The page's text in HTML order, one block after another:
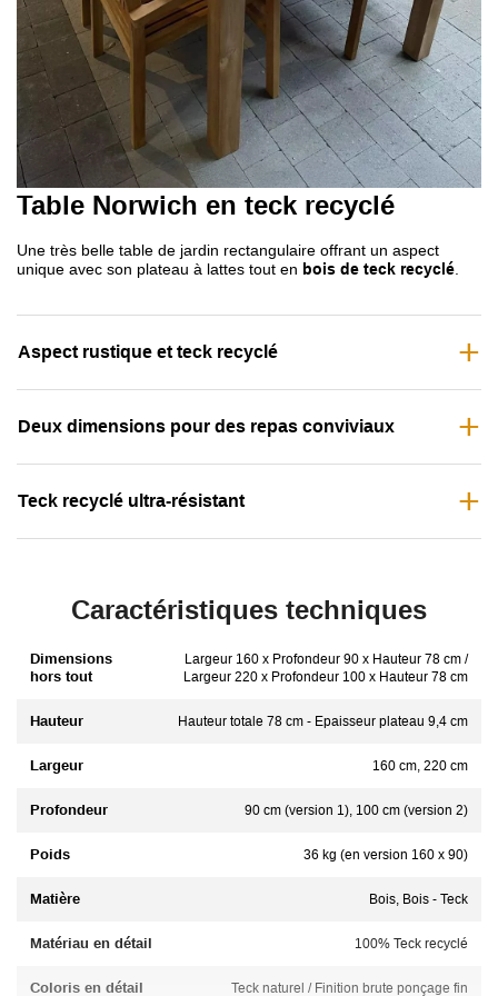
Table Norwich en teck recyclé
Une très belle table de jardin rectangulaire offrant un aspect
unique avec son plateau à lattes tout en bois de teck recyclé.
Aspect rustique et teck recyclé
Deux dimensions pour des repas conviviaux
Teck recyclé ultra-résistant
Caractéristiques techniques
Dimensions
hors tout
Largeur 160 x Profondeur 90 x Hauteur 78 cm /
Largeur 220 x Profondeur 100 x Hauteur 78 cm
Hauteur Hauteur totale 78 cm - Epaisseur plateau 9,4 cm
Largeur 160 cm, 220 cm
Profondeur 90 cm (version 1), 100 cm (version 2)
Poids 36 kg (en version 160 x 90)
Matière Bois, Bois - Teck
Matériau en détail 100% Teck recyclé
Coloris en détail Teck naturel / Finition brute ponçage fin